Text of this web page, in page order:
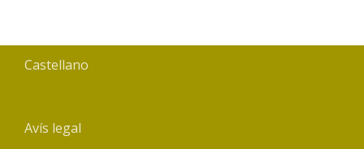
Castellano
Avís legal